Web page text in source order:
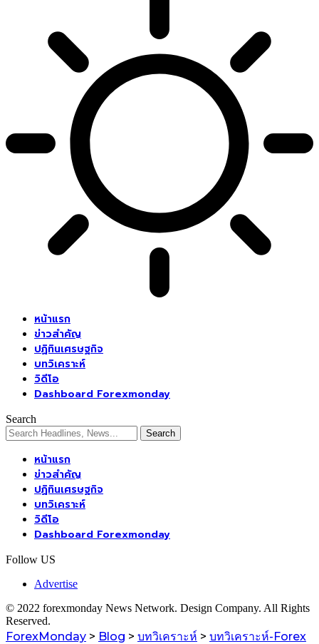
หน้าแรก
ข่าวสำคัญ
ปฏิทินเศรษฐกิจ
บทวิเคราะห์
วิดีโอ
Dashboard Forexmonday
Search
หน้าแรก
ข่าวสำคัญ
ปฏิทินเศรษฐกิจ
บทวิเคราะห์
วิดีโอ
Dashboard Forexmonday
Follow US
Advertise
© 2022 forexmonday News Network. Design Company. All Rights
Reserved.
ForexMonday > Blog > บทวิเคราะห์ > บทวิเคราะห์-Forex